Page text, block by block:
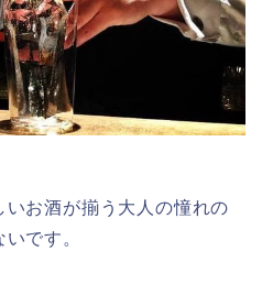
お酒が揃う大人の憧れの
です。